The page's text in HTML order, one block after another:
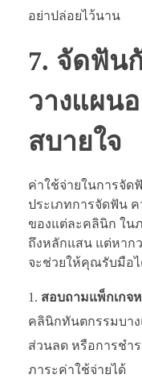
อย่าปล่อยไว้นาน
7. จัดฟัน
วางแผน
สบายใจ
ค่าใช้จ่ายในการจัด
ประเภทการจัดฟัน
ของแต่ละคลินิก ใน
ถึงหลักแสน แต่หาก
จะช่วยให้คุณรับมือ
สอบถามแพ็กเกจ
คลินิกทันตกรรมบา
ส่วนลด หรือการชำ
ภาระค่าใช้จ่ายได้